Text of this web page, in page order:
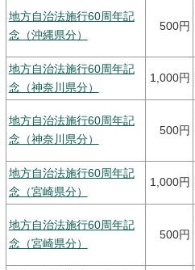
地方自治法施行60周年記
念（沖縄県分）
500円
地方自治法施行60周年記
念（神奈川県分）
1,000円
地方自治法施行60周年記
念（神奈川県分）
500円
地方自治法施行60周年記
念（宮崎県分）
1,000円
地方自治法施行60周年記
念（宮崎県分）
500円